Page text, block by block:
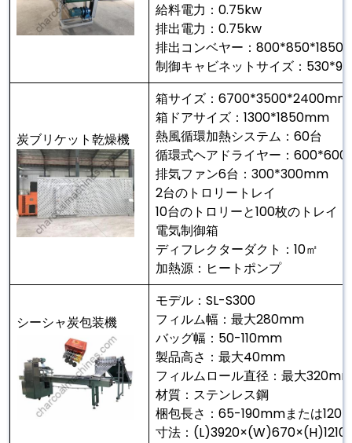
給料電力：0.75kw
排出電力：0.75kw
排出コンベヤー：
制御キャビネットサイズ：
炭ブリケット乾燥機
箱サイズ：6700*3500*2400mm
箱ドアサイズ：1300*1850mm
熱風循環加熱システム：60台
循環式ヘアドライヤー：
排気ファン6台：300*300mm
2台のトロリートレイ
10台のトロリーと100枚のトレイ
電気制御箱
ディフレクターダクト：10㎡
加熱源：ヒートポンプ
シーシャ炭包装機
モデル：SL-S300
フィルム幅：最大280mm
バッグ幅：50-110mm
製品高さ：最大40mm
フィルムロール直径：最大
材質：ステンレス鋼
梱包長さ：65-190mmまたは
寸法：